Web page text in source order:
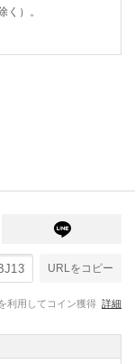
）。
URLをコピー
利用してコイン獲得 詳細